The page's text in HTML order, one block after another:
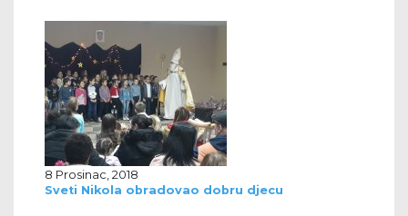
8 Prosinac, 2018
Sveti Nikola obradovao dobru djecu